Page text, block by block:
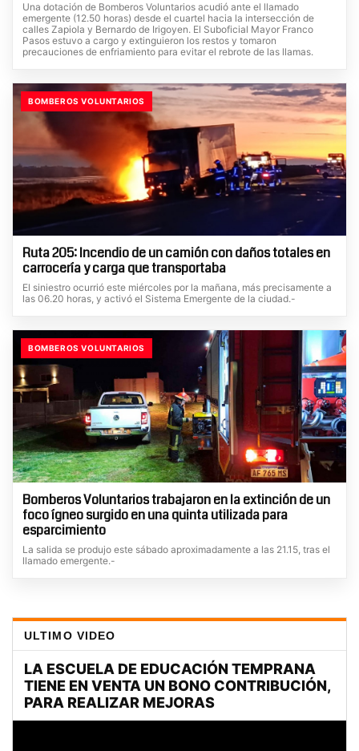
Una dotación de Bomberos Voluntarios acudió ante el llamado
emergente (12.50 horas) desde el cuartel hacia la intersección de
calles Zapiola y Bernardo de Irigoyen. El Suboficial Mayor Franco
Pasos estuvo a cargo y extinguieron los restos y tomaron
precauciones de enfriamiento para evitar el rebrote de las llamas.
BOMBEROS VOLUNTARIOS
Ruta 205: Incendio de un camión con daños totales en
carrocería y carga que transportaba
El siniestro ocurrió este miércoles por la mañana, más precisamente a
las 06.20 horas, y activó el Sistema Emergente de la ciudad.-
BOMBEROS VOLUNTARIOS
Bomberos Voluntarios trabajaron en la extinción de un
foco ígneo surgido en una quinta utilizada para
esparcimiento
La salida se produjo este sábado aproximadamente a las 21.15, tras el
llamado emergente.-
ULTIMO VIDEO